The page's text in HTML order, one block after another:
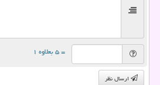
= ۵ بعلاوه ۱
ارسال نظر